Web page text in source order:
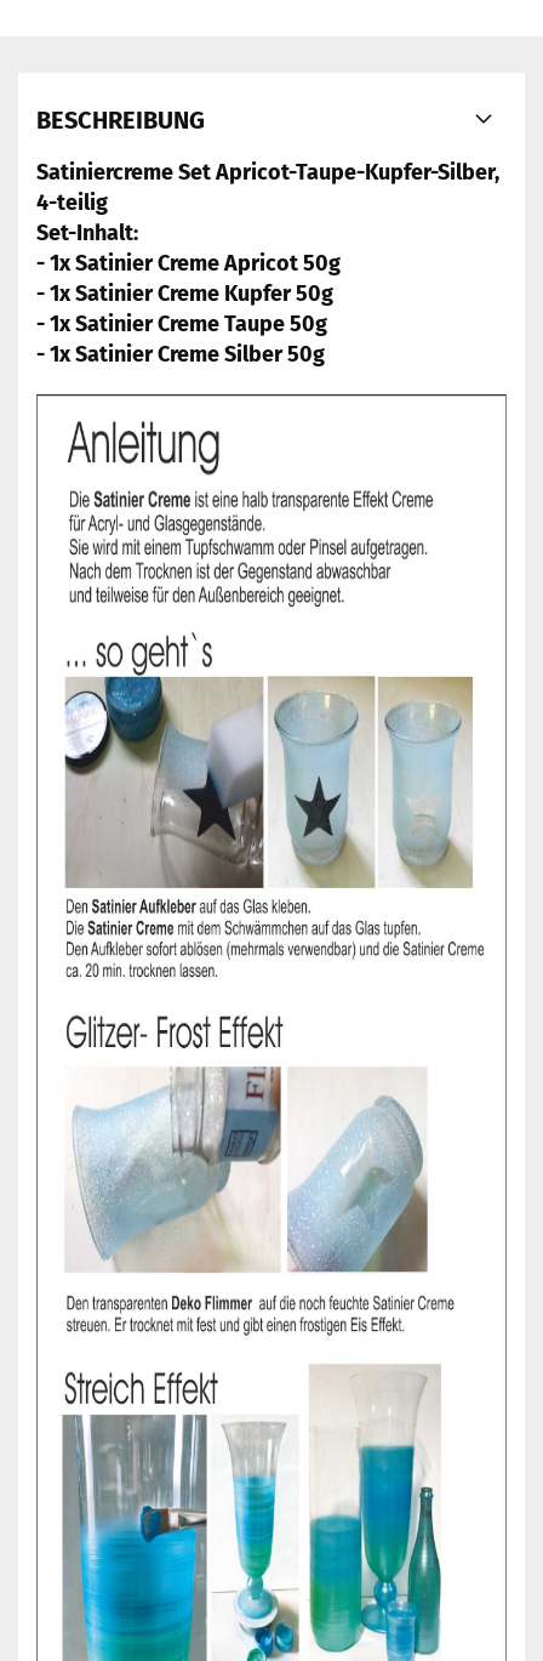
BESCHREIBUNG
Satiniercreme Set Apricot-Taupe-Kupfer-Silber,
4-teilig
Set-Inhalt:
- 1x Satinier Creme Apricot 50g
- 1x Satinier Creme Kupfer 50g
- 1x Satinier Creme Taupe 50g
- 1x Satinier Creme Silber 50g